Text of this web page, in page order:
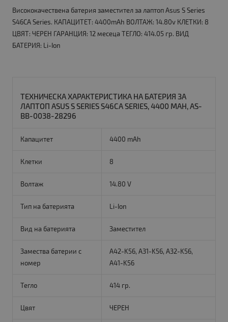
Висококачествена батерия заместител за лаптоп Asus S Series
S46CA Series. КАПАЦИТЕТ: 4400mAh ВОЛТАЖ: 14.80v КЛЕТКИ: 8
ЦВЯТ: ЧЕРЕН ГАРАНЦИЯ: 12 месеца ТЕГЛО: 414.05 гр. ВИД
БАТЕРИЯ: Li-Ion
ТЕХНИЧЕСКА ХАРАКТЕРИСТИКА НА БАТЕРИЯ ЗА
ЛАПТОП ASUS S SERIES S46CA SERIES, 4400 MAH, AS-
BB-0038-28296
Капацитет 4400 mAh
Клетки 8
Волтаж 14.80 V
Тип на батерията Li-Ion
Вид на батерията Заместител
Замества батерии с
номер
A42-K56, A31-K56, A32-K56,
A41-K56
Тегло 414 гр.
Цвят ЧЕРЕН